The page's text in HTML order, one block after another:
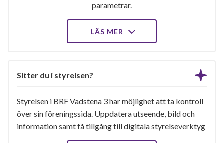
parametrar.
LÄS MER
Sitter du i styrelsen?
Styrelsen i BRF Vadstena 3 har möjlighet att ta kontroll
över sin föreningssida. Uppdatera utseende, bild och
information samt få tillgång till digitala styrelseverktyg